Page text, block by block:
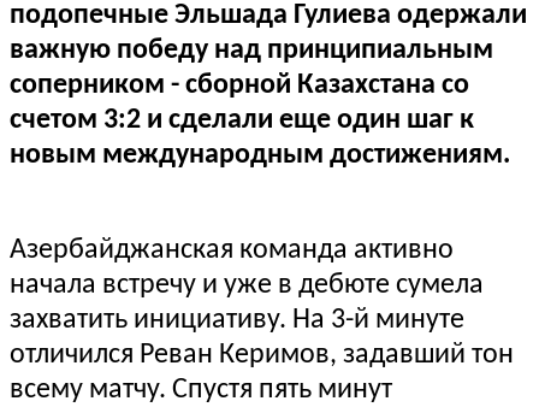
подопечные Эльшада Гулиева одержали
важную победу над принципиальным
соперником - сборной Казахстана со
счетом 3:2 и сделали еще один шаг к
новым международным достижениям.
Азербайджанская команда активно
начала встречу и уже в дебюте сумела
захватить инициативу. На 3-й минуте
отличился Реван Керимов, задавший тон
всему матчу. Спустя пять минут